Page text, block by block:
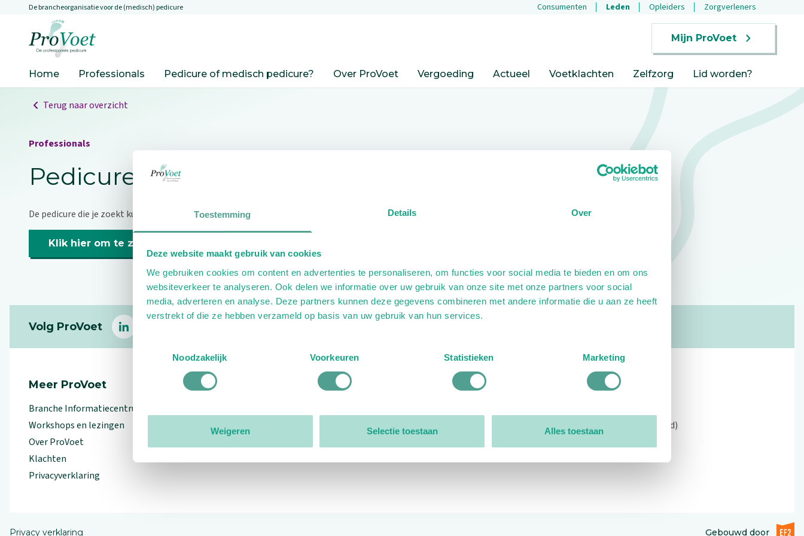
Toestemming Details Over
Deze website maakt gebruik van cookies
We gebruiken cookies om content en advertenties te personaliseren, om functies voor social media te bieden en om ons
websiteverkeer te analyseren. Ook delen we informatie over uw gebruik van onze site met onze partners voor social
media, adverteren en analyse. Deze partners kunnen deze gegevens combineren met andere informatie die u aan ze heeft
verstrekt of die ze hebben verzameld op basis van uw gebruik van hun services.
Noodzakelijk
Voorkeuren Statistieken Marketing
Weigeren Selectie toestaan Alles toestaan
Overslaan en naar de inhoud gaan
De brancheorganisatie voor de (medisch) pedicure Consumenten Leden Opleiders Zorgverleners
Mijn ProVoet
Home Professionals Pedicure of medisch pedicure? Over ProVoet Vergoeding Actueel Voetklachten Zelfzorg Lid worden?
Terug naar overzicht
Professionals
Pedicure niet gevonden
De pedicure die je zoekt kunnen we niet vinden.
Klik hier om te zoeken naar een andere pedicure.
Volg ProVoet
linkedin
Meer ProVoet
Branche Informatiecentrum
Workshops en lezingen
Over ProVoet
Klachten
Privacyverklaring
Organisatie
Open: 09:00 - 12:30 (alleen ochtend)
Privacy verklaring Gebouwd doorEF2